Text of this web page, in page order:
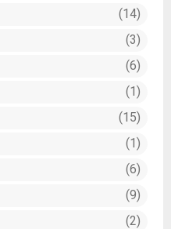
14
3
6
1
15
1
6
9
2